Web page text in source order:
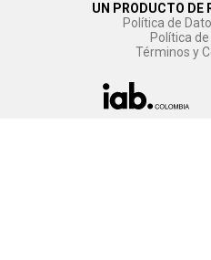
UN PRODUCTO DE
Política de
Política
Términos y